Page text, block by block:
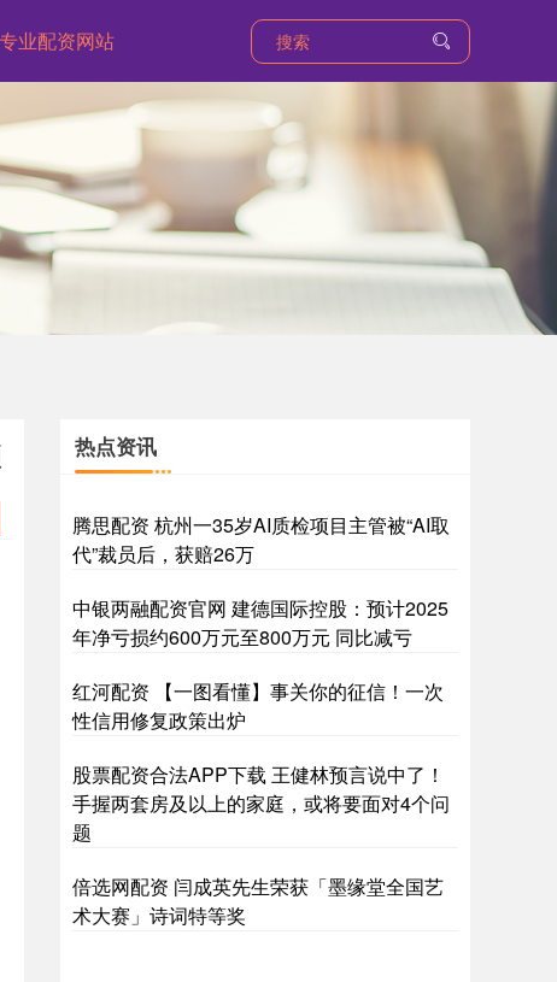
专业配资网站
热点资讯
腾思配资 杭州一35岁AI质检项目主管被“AI取
代”裁员后，获赔26万
中银两融配资官网 建德国际控股：预计2025
年净亏损约600万元至800万元 同比减亏
红河配资 【一图看懂】事关你的征信！一次
性信用修复政策出炉
股票配资合法APP下载 王健林预言说中了！
手握两套房及以上的家庭，或将要面对4个问
题
倍选网配资 闫成英先生荣获「墨缘堂全国艺
术大赛」诗词特等奖